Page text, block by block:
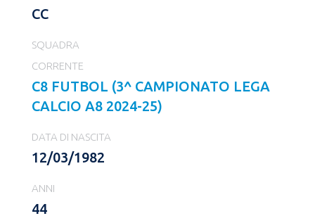
CC
SQUADRA
CORRENTE
C8 FUTBOL (3^ CAMPIONATO LEGA
CALCIO A8 2024-25)
DATA DI NASCITA
12/03/1982
ANNI
44